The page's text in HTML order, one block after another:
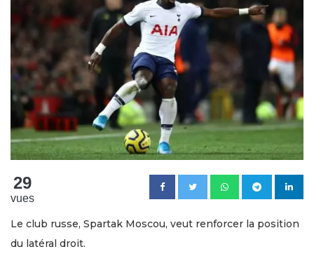
29
vues
Le club russe, Spartak Moscou, veut renforcer la position
du latéral droit.